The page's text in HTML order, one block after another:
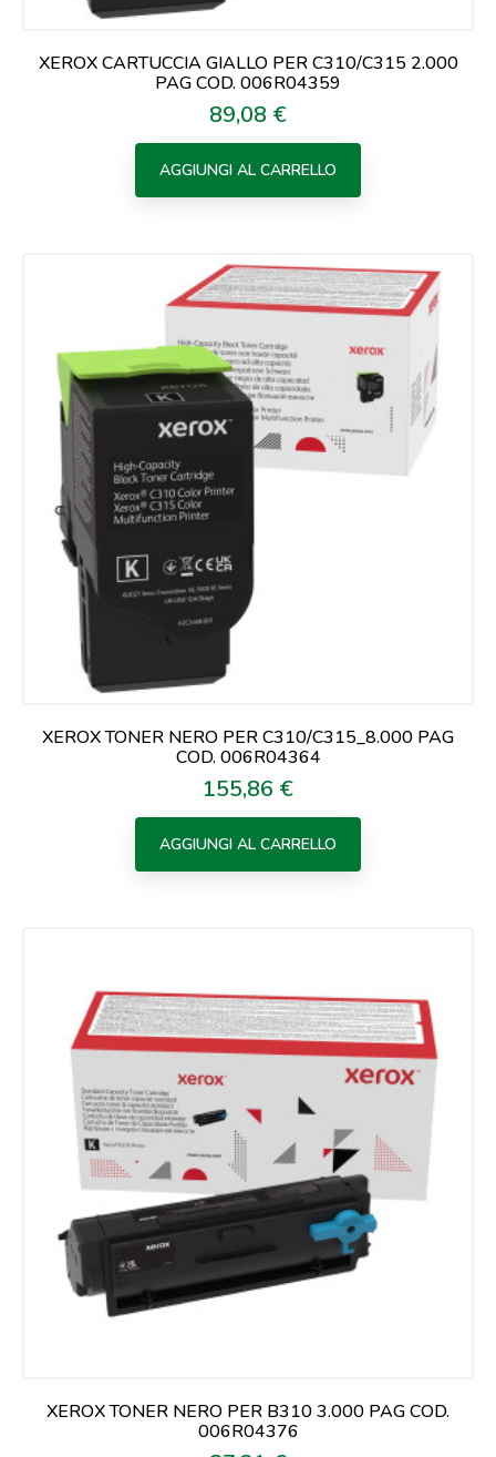
XEROX CARTUCCIA GIALLO PER C310/C315 2.000
PAG COD. 006R04359
Prezzo
89,08 €
AGGIUNGI AL CARRELLO
XEROX TONER NERO PER C310/C315_8.000 PAG
COD. 006R04364
Prezzo
155,86 €
AGGIUNGI AL CARRELLO
XEROX TONER NERO PER B310 3.000 PAG COD.
006R04376